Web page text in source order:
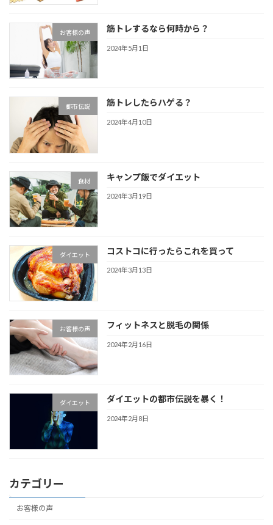
お客様の声 筋トレするなら何時から？
2024年5月1日
都市伝説 筋トレしたらハゲる？
2024年4月10日
食材 キャンプ飯でダイエット
2024年3月19日
ダイエット コストコに行ったらこれを買って
2024年3月13日
お客様の声 フィットネスと脱毛の関係
2024年2月16日
ダイエット ダイエットの都市伝説を暴く！
2024年2月8日
カテゴリー
お客様の声